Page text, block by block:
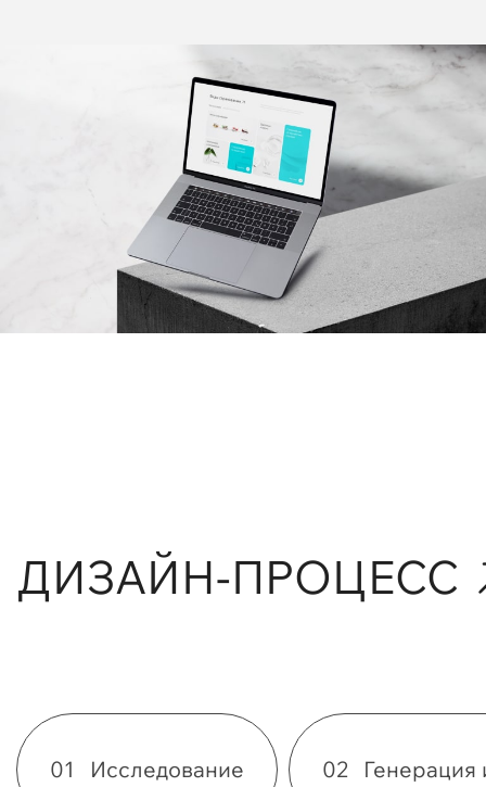
ДИЗАЙН-ПРОЦЕСС
01 Исследование 02 Генерация